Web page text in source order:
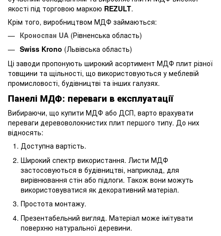
якості під торговою маркою REZULT.
Крім того, виробництвом МДФ займаються:
Кроноспан UA (Рівненська область)
Swiss Krono (Львівська область)
Ці заводи пропонують широкий асортимент МДФ плит різної
товщини та щільності, що використовуються у меблевій
промисловості, будівництві та інших галузях.
Панелі МДФ: переваги в експлуатації
Вибираючи, що купити МДФ або ДСП, варто врахувати
переваги деревоволокнистих плит першого типу. До них
відносять:
Доступна вартість.
Широкий спектр використання. Листи МДФ
застосовуються в будівництві, наприклад, для
вирівнювання стін або підлоги. Також вони можуть
використовуватися як декоративний матеріал.
Простота монтажу.
Презентабельний вигляд. Матеріал може імітувати
поверхню натуральної деревини.